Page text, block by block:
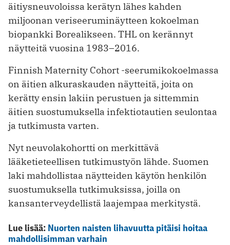
äitiysneuvoloissa kerätyn lähes kahden
miljoonan veriseeruminäytteen kokoelman
biopankki Borealikseen. THL on kerännyt
näytteitä vuosina 1983–2016.
Finnish Maternity Cohort -seerumikokoelmassa
on äitien alkuraskauden näytteitä, joita on
kerätty ensin lakiin perustuen ja sittemmin
äitien suostumuksella infektiotautien seulontaa
ja tutkimusta varten.
Nyt neuvolakohortti on merkittävä
lääketieteellisen tutkimustyön lähde. Suomen
laki mahdollistaa näytteiden käytön henkilön
suostumuksella tutkimuksissa, joilla on
kansanterveydellistä laajempaa merkitystä.
Lue lisää: Nuorten naisten lihavuutta pitäisi hoitaa
mahdollisimman varhain